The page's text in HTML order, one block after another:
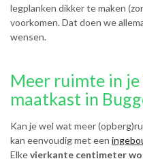
legplanken dikker te maken
voorkomen. Dat doen we
wensen.
Meer ruimte in je
maatkast in
Kan je wel wat meer
kan eenvoudig met een
Elkevierkante centimeter